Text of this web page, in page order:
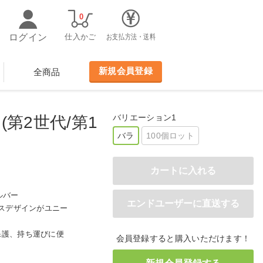
ログイン 仕入かご
0
お支払方法・送料
全商品 新規会員登録
バリエーション1
バラ
100個ロット
会員登録すると購入いただけます！
第2世代/第1
バー
デザインがユニー
、持ち運びに便